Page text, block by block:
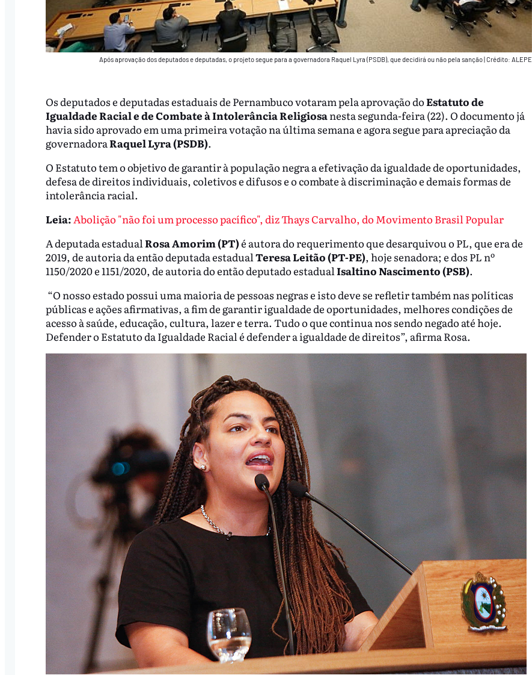
Após aprovação dos deputados e deputadas, o projeto segue para a governadora Raquel Lyra (PSDB), que decidirá ou não pela sanção|Crédito: ALEPE
Os deputados e deputadas estaduais de Pernambuco votaram pela aprovação doEstatuto de
Igualdade Racial e de Combate à Intolerância Religiosanesta segunda-feira (22). O documento já
havia sido aprovado em uma primeira votação na última semana e agora segue para apreciação da
governadoraRaquel Lyra (PSDB).
O Estatuto tem o objetivo de garantir à população negra a efetivação da igualdade de oportunidades,
defesa de direitos individuais, coletivos e difusos e o combate à discriminação e demais formas de
intolerância racial.
Leia:Abolição "não foi um processo pacífico", diz Thays Carvalho, do Movimento Brasil Popular
A deputada estadual Rosa Amorim (PT)é autora do requerimento que desarquivou o PL, que era de
2019, de autoria da então deputada estadual Teresa Leitão (PT-PE), hoje senadora; e dos PL nº
1150/2020 e 1151/2020, de autoria do então deputado estadual Isaltino Nascimento (PSB).
“O nosso estado possui uma maioria de pessoas negras e isto deve se refletir também nas políticas
públicas e ações afirmativas, a fim de garantir igualdade de oportunidades, melhores condições de
acesso à saúde, educação, cultura, lazer e terra. Tudo o que continua nos sendo negado até hoje.
Defender o Estatuto da Igualdade Racial é defender a igualdade de direitos”, afirma Rosa.